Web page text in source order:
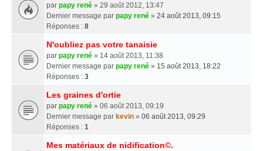
par papy rené » 29 août 2012, 13:47
Dernier message par papy rené » 24 août 2013, 09:15
Réponses : 8
N'oubliez pas votre tanaisie
par papy rené » 14 août 2013, 11:38
Dernier message par papy rené » 15 août 2013, 18:22
Réponses : 3
Les graines d'ortie
par papy rené » 06 août 2013, 09:19
Dernier message par kevin » 06 août 2013, 09:29
Réponses : 1
Mes matériaux de nidification©.